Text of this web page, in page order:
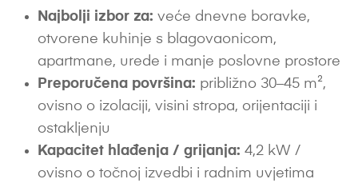
Najbolji izbor za: veće dnevne boravke,
otvorene kuhinje s blagovaonicom,
apartmane, urede i manje poslovne prostore
Preporučena površina: približno 30–45 m²,
ovisno o izolaciji, visini stropa, orijentaciji i
ostakljenju
Kapacitet hlađenja / grijanja: 4,2 kW /
ovisno o točnoj izvedbi i radnim uvjetima